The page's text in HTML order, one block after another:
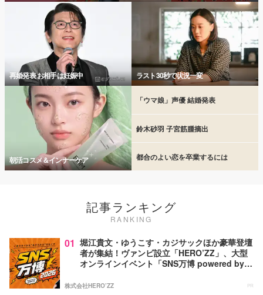
再婚発表 お相手は妊娠中 ラスト30秒で状況一変
朝活コスメ＆インナーケア
「ウマ娘」声優 結婚発表
鈴木砂羽 子宮筋腫摘出
都合のよい恋を卒業するには
記事ランキング
RANKING
01 堀江貴文・ゆうこす・カジサックほか豪華登壇
者が集結！ヴァンビ設立「HERO’ZZ」、大型
オンラインイベント「SNS万博 powered by
株式会社HERO’ZZ PR